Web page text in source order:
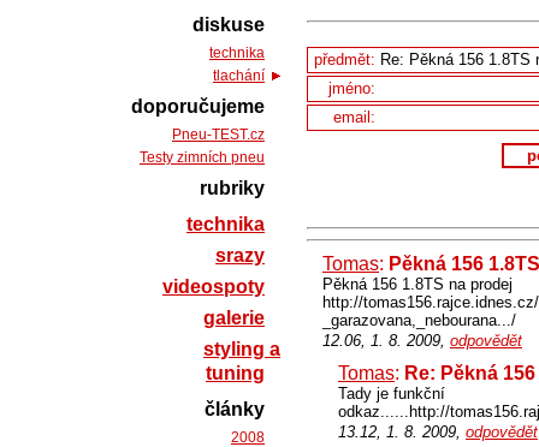
předmět:
jméno:
email:
Tomas: Pěkná 156
Pěkná 156 1.8TS na prodej
http://
_garazovana,_nebourana.../
12.06, 1. 8. 2009, odpovědět
Tomas: Re: Pěkná
Tady je funkční
odkaz......http://
13.12, 1. 8. 2009, odpovědět
diskuse
technika
tlachání
doporučujeme
Pneu-TEST.cz
Testy zimních pneu
rubriky
technika
srazy
videospoty
galerie
styling a
tuning
články
2008